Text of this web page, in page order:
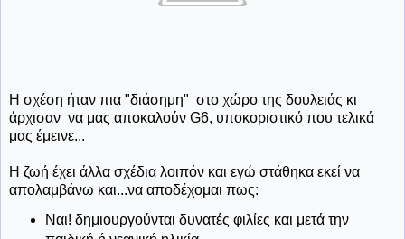
Η σχέση ήταν πια "διάσημη" στο χώρο της δουλειάς κι
άρχισαν να μας αποκαλούν G6, υποκοριστικό που τελικά
μας έμεινε...
Η ζωή έχει άλλα σχέδια λοιπόν και εγώ στάθηκα εκεί να
απολαμβάνω και...να αποδέχομαι πως:
Ναι! δημιουργούνται δυνατές φιλίες και μετά την